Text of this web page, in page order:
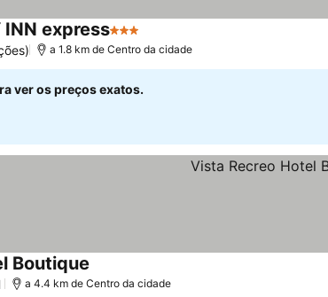
INN express3 Estrelas
a 1.8 km de Centro da cidade
ver os preços exatos.
Boutique
a 4.4 km de Centro da cidade